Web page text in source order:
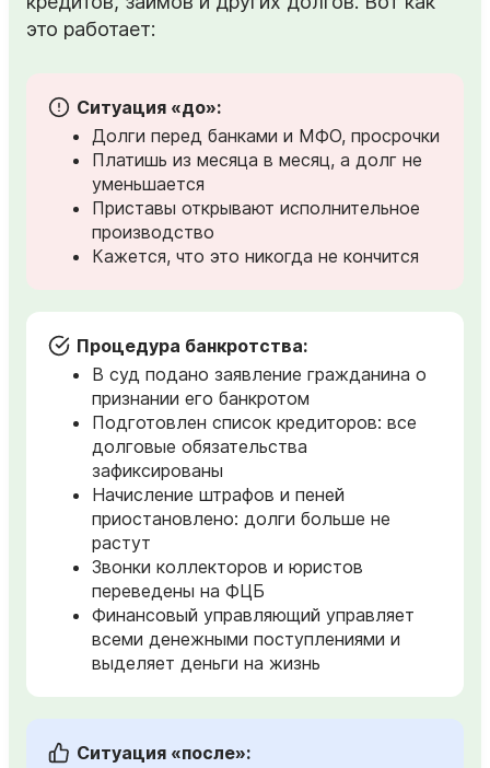
это работает:
Ситуация «до»:
Долги перед банками и МФО, просрочки
Платишь из месяца в месяц, а долг не
уменьшается
Приставы открывают исполнительное
производство
Кажется, что это никогда не кончится
Процедура банкротства:
В суд подано заявление гражданина о
признании его банкротом
Подготовлен список кредиторов: все
долговые обязательства
зафиксированы
Начисление штрафов и пеней
приостановлено: долги больше не
растут
Звонки коллекторов и юристов
переведены на ФЦБ
Финансовый управляющий управляет
всеми денежными поступлениями и
выделяет деньги на жизнь
Ситуация «после»: